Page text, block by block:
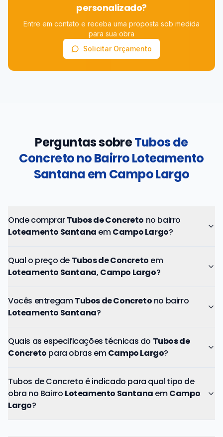
personalizado?
Entre em contato e receba uma proposta sob medida
para sua obra
Solicitar Orçamento
Perguntas sobreTubos de
Concreto no Bairro Loteamento
Santana em Campo Largo
Onde comprarTubos de Concreto no bairro
Loteamento Santana emCampo Largo?
Qual o preço de Tubos de Concreto em
Loteamento Santana, Campo Largo?
Vocês entregamTubos de Concreto no bairro
Loteamento Santana?
Quais as especificações técnicas do Tubos de
Concreto para obras emCampo Largo?
Tubos de Concreto é indicado para qual tipo de
obra no Bairro Loteamento Santana emCampo
Largo?